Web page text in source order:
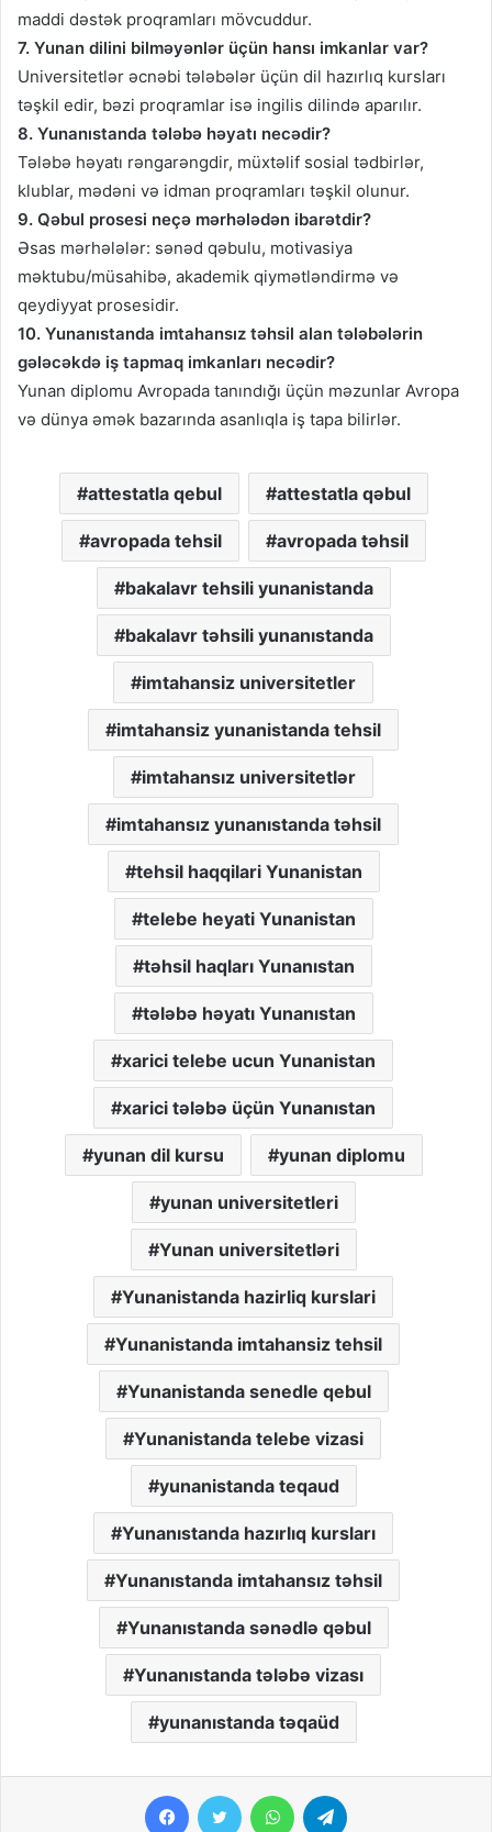
maddi dəstək proqramları mövcuddur.
7. Yunan dilini bilməyənlər üçün hansı imkanlar var?
Universitetlər əcnəbi tələbələr üçün dil hazırlıq kursları
təşkil edir, bəzi proqramlar isə ingilis dilində aparılır.
8. Yunanıstanda tələbə həyatı necədir?
Tələbə həyatı rəngarəngdir, müxtəlif sosial tədbirlər,
klublar, mədəni və idman proqramları təşkil olunur.
9. Qəbul prosesi neçə mərhələdən ibarətdir?
Əsas mərhələlər: sənəd qəbulu, motivasiya
məktubu/müsahibə, akademik qiymətləndirmə və
qeydiyyat prosesidir.
10. Yunanıstanda imtahansız təhsil alan tələbələrin
gələcəkdə iş tapmaq imkanları necədir?
Yunan diplomu Avropada tanındığı üçün məzunlar Avropa
və dünya əmək bazarında asanlıqla iş tapa bilirlər.
attestatla qebul attestatla qəbul
avropada tehsil avropada təhsil
bakalavr tehsili yunanistanda
bakalavr təhsili yunanıstanda
imtahansiz universitetler
imtahansiz yunanistanda tehsil
imtahansız universitetlər
imtahansız yunanıstanda təhsil
tehsil haqqilari Yunanistan
telebe heyati Yunanistan
təhsil haqları Yunanıstan
tələbə həyatı Yunanıstan
xarici telebe ucun Yunanistan
xarici tələbə üçün Yunanıstan
yunan dil kursu yunan diplomu
yunan universitetleri
Yunan universitetləri
Yunanistanda hazirliq kurslari
Yunanistanda imtahansiz tehsil
Yunanistanda senedle qebul
Yunanistanda telebe vizasi
yunanistanda teqaud
Yunanıstanda hazırlıq kursları
Yunanıstanda imtahansız təhsil
Yunanıstanda sənədlə qəbul
Yunanıstanda tələbə vizası
yunanıstanda təqaüd
FacebookTwitter WhatsApp